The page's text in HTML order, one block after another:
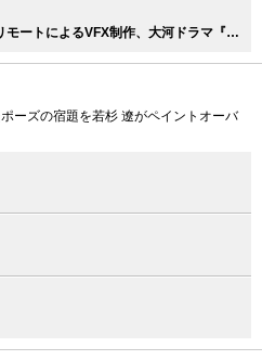
コロナ禍で実現したパリと日本のリモートによるVFX制作、大河ドラマ『青天を衝け』
ーズの宿題を若杉 遼がペイントオーバ